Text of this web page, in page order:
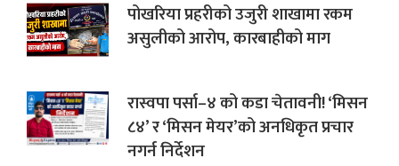
पोखरिया प्रहरीको उजुरी शाखामा रकम
असुलीको आरोप, कारबाहीको माग
रास्वपा पर्सा–४ को कडा चेतावनी! ‘मिसन
८४’ र ‘मिसन मेयर’को अनधिकृत प्रचार
नगर्न निर्देशन